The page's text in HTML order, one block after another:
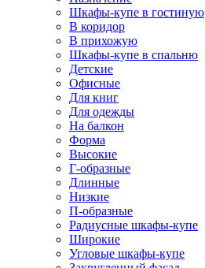
Шкафы-купе в гостиную
В коридор
В прихожую
Шкафы-купе в спальню
Детские
Офисные
Для книг
Для одежды
На балкон
Форма
Высокие
Г-образные
Длинные
Низкие
П-образные
Радиусные шкафы-купе
Широкие
Угловые шкафы-купе